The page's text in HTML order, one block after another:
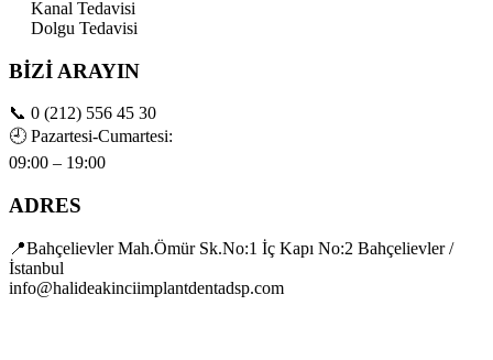
Kanal Tedavisi
Dolgu Tedavisi
BİZİ ARAYIN
📞 0 (212) 556 45 30
🕘 Pazartesi-Cumartesi:
09:00 – 19:00
ADRES
📍Bahçelievler Mah.Ömür Sk.No:1 İç Kapı No:2 Bahçelievler /
İstanbul
info@halideakinciimplantdentadsp.com